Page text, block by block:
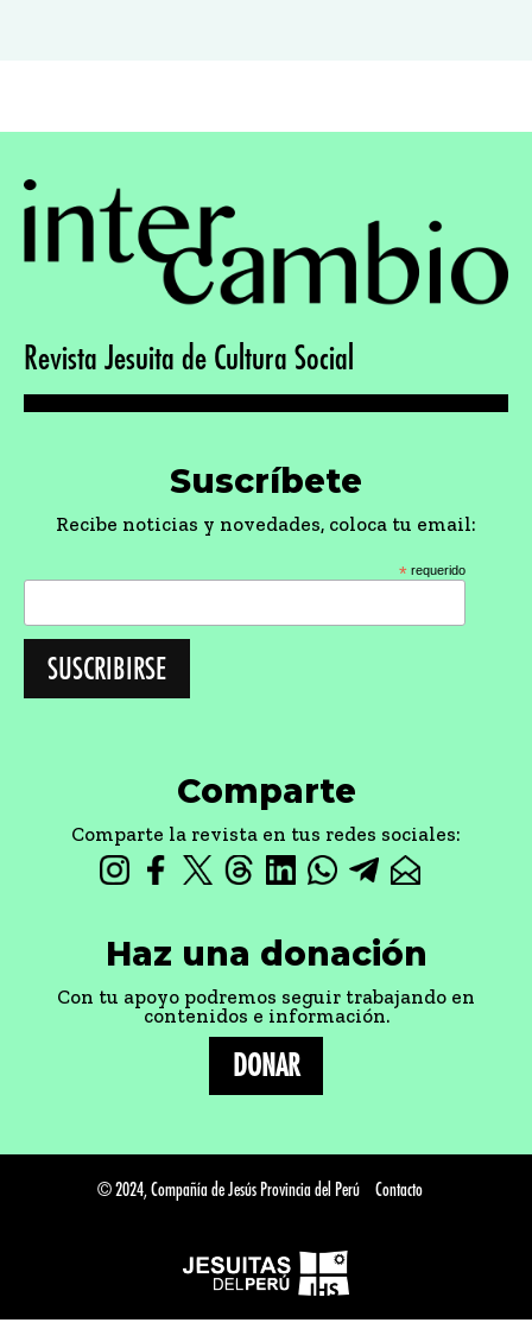
Revista Jesuita de Cultura Social
Suscríbete
Recibe noticias y novedades, coloca tu email:
* requerido
Comparte
Comparte la revista en tus redes sociales:
Haz una donación
Con tu apoyo podremos seguir trabajando en
contenidos e información.
DONAR
© 2024, Compañía de Jesús Provincia del Perú Contacto